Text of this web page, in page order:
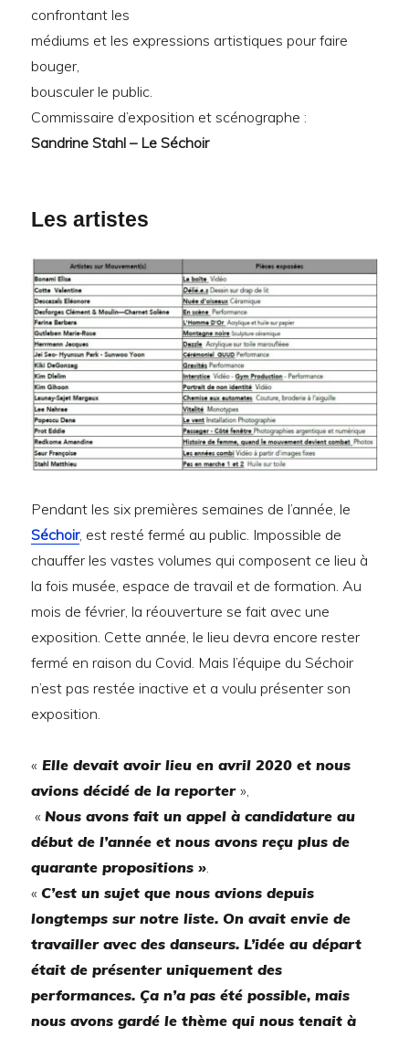
confrontant les
médiums et les expressions artistiques pour faire
bouger,
bousculer le public.
Commissaire d’exposition et scénographe :
Sandrine Stahl – Le Séchoir
Les artistes
Pendant les six premières semaines de l’année, le
Séchoir, est resté fermé au public. Impossible de
chauffer les vastes volumes qui composent ce lieu à
la fois musée, espace de travail et de formation. Au
mois de février, la réouverture se fait avec une
exposition. Cette année, le lieu devra encore rester
fermé en raison du Covid. Mais l’équipe du Séchoir
n’est pas restée inactive et a voulu présenter son
exposition.
« Elle devait avoir lieu en avril 2020 et nous
avions décidé de la reporter»,
«Nous avons fait un appel à candidature au
début de l’année et nous avons reçu plus de
quarante propositions ».
« C’est un sujet que nous avions depuis
longtemps sur notre liste. On avait envie de
travailler avec des danseurs. L’idée au départ
était de présenter uniquement des
performances. Ça n’a pas été possible, mais
nous avons gardé le thème qui nous tenait à